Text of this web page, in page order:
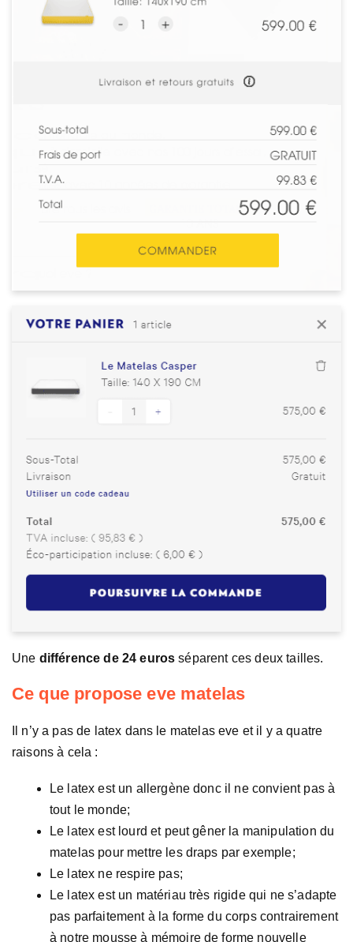
Une différence de 24 euros séparent ces deux tailles.
Ce que propose eve matelas
Il n’y a pas de latex dans le matelas eve et il y a quatre
raisons à cela :
Le latex est un allergène donc il ne convient pas à
tout le monde;
Le latex est lourd et peut gêner la manipulation du
matelas pour mettre les draps par exemple;
Le latex ne respire pas;
Le latex est un matériau très rigide qui ne s’adapte
pas parfaitement à la forme du corps contrairement
à notre mousse à mémoire de forme nouvelle